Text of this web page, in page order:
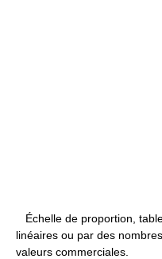
Échelle de proportion,
linéaires ou par des
valeurs commerciales.